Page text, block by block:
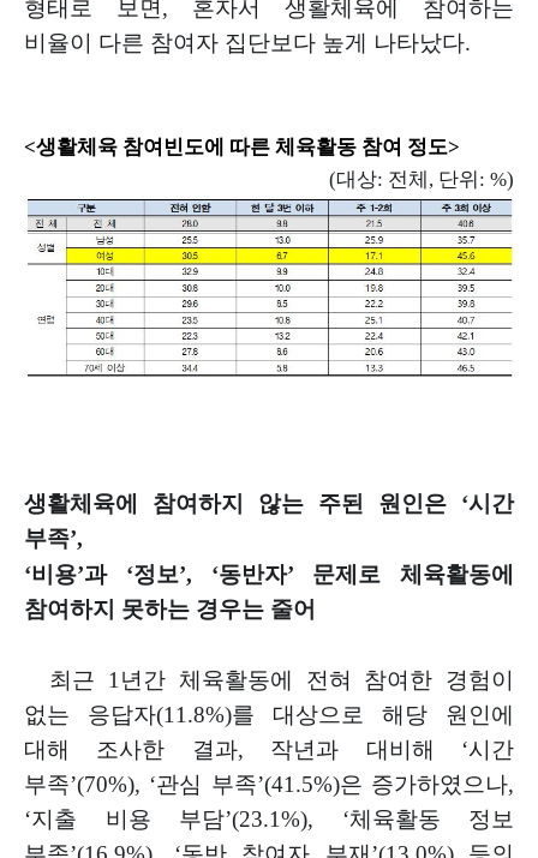
형태로 보면 , 혼자서 생활체육에 참여하는
비율이 다른 참여자 집단보다 높게 나타났다.
<생활체육 참여빈도에 따른 체육활동 참여 정도>
(대상: 전체 , 단위 : %)
생활체육에 참여하지 않는 주된 원인은 ‘시간
부족’,
‘비용’과 ‘정보’, ‘동반자’ 문제로 체육활동에
참여하지 못하는 경우는 줄어
최근 1 년간 체육활동에 전혀 참여한 경험이
없는 응답자(11.8%)를 대상으로 해당 원인에
대해 조사한 결과, 작년과 대비해 ‘시간
부족’(70%), ‘관심 부족’(41.5%)은 증가하였으나,
‘지출 비용 부담’(23.1%), ‘체육활동 정보